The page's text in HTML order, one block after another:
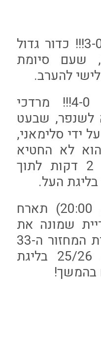
דקה 49: גולללל!!! 3-0!!! כדור גדול
שעם סיומת
להערב.
דקה 70: גוללל!! 4-0!!! מרדכי
לשנפר, שבעט
ידי סלימאני,
לא החטיא
וכבש שער בכורה 2 דקות לתוך
העל.
במחזור הבא (שני, 20:00) תארח
שמונה את
מ.ס אשדוד, במסגרת המחזור ה-33
והאחרון של עונת 25/26 בליגת
בהמשך!